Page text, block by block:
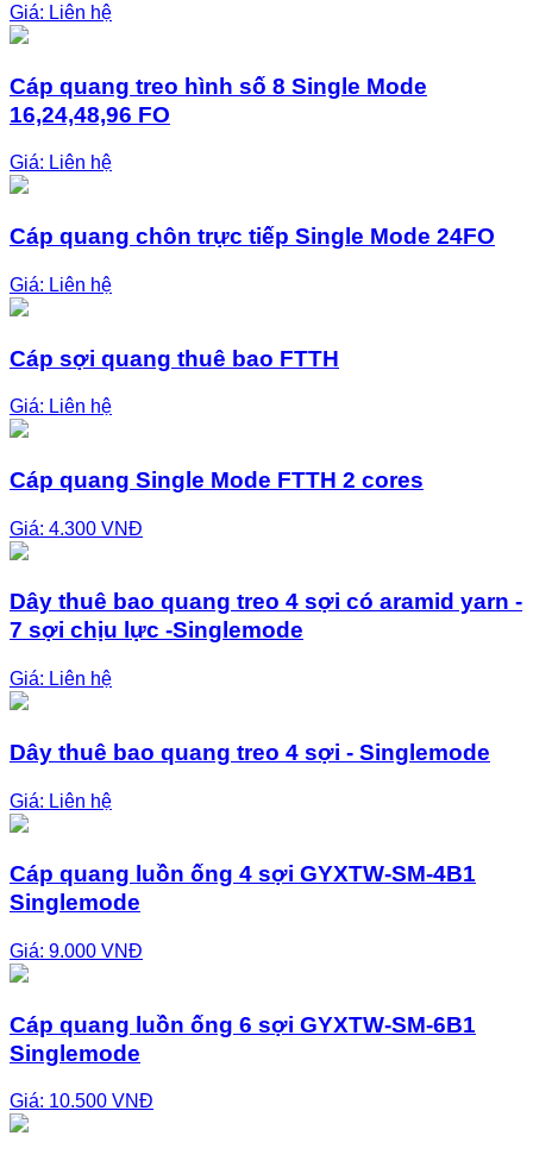
Giá: Liên hệ
Cáp quang treo hình số 8 Single Mode
16,24,48,96 FO
Giá: Liên hệ
Cáp quang chôn trực tiếp Single Mode 24FO
Giá: Liên hệ
Cáp sợi quang thuê bao FTTH
Giá: Liên hệ
Cáp quang Single Mode FTTH 2 cores
Giá: 4.300 VNĐ
Dây thuê bao quang treo 4 sợi có aramid yarn -
7 sợi chịu lực -Singlemode
Giá: Liên hệ
Dây thuê bao quang treo 4 sợi - Singlemode
Giá: Liên hệ
Cáp quang luồn ống 4 sợi GYXTW-SM-4B1
Singlemode
Giá: 9.000 VNĐ
Cáp quang luồn ống 6 sợi GYXTW-SM-6B1
Singlemode
Giá: 10.500 VNĐ